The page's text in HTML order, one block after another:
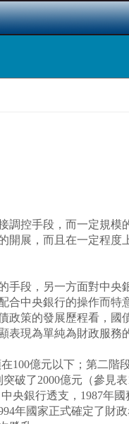
控手段，而一定規模
開展，而且在一定程度
段，另一方面對中央
中央銀行的操作而特
政策的發展歷程看，國
現為單純為財政服務
億元以下；第二階
破了2000億元（參見
央銀行透支，1987年
年國家正式確定了財